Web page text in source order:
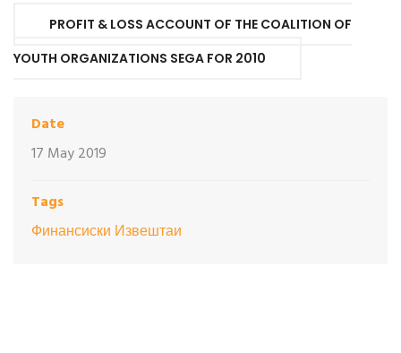
PROFIT & LOSS ACCOUNT OF THE COALITION OF
YOUTH ORGANIZATIONS SEGA FOR 2010
Date
17 May 2019
Tags
Финансиски Извештаи